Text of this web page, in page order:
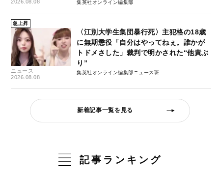
2026.08.08
集英社オンライン編集部
急上昇
ニュース
2026.08.08
〈江別大学生集団暴行死〉主犯格の18歳
に無期懲役「自分はやってねぇ。誰かが
トドメさした」裁判で明かされた“他責ぶ
り”
集英社オンライン編集部ニュース班
新着記事一覧を見る
記事ランキング